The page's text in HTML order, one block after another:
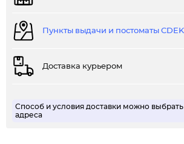
Пункты выдачи и постоматы CDEK
Доставка курьером
Способ и условия доставки можно выбрать
адреса